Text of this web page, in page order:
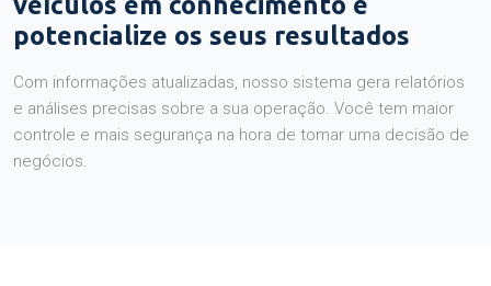
potencialize os seus resultados
Com informações atualizadas, nosso sistema gera relatórios
e análises precisas sobre a sua operação. Você tem maior
controle e mais segurança na hora de tomar uma decisão de
negócios.